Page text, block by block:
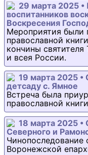
29 марта 2025 •
воспитанников
Воскресения
Мероприятия были
православной
кончины
и всея России.
19 марта 2025 •
детсаду с. Ямное
Встреча была
православной
18 марта 2025 •
Северного и
Чинопоследование
Воронежской